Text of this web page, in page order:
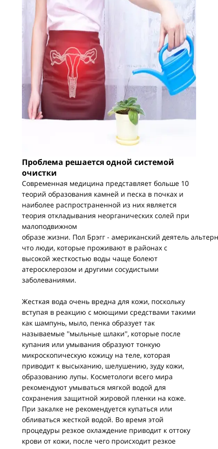
Проблема решается одной системой
очистки
Современная медицина представляет больше 10
теорий образования камней и песка в почках и
наиболее распространенной из них является
теория откладывания неорганических солей при
малоподвижном
образе жизни. Пол Брэгг - американский деятель
что люди, которые проживают в районах с
высокой жесткостью воды чаще болеют
атеросклерозом и другими сосудистыми
заболеваниями.
Жесткая вода очень вредна для кожи, поскольку
вступая в реакцию с моющими средствами такими
как шампунь, мыло, пенка образует так
называемые ''мыльные шлаки'', которые после
купания или умывания образуют тонкую
микроскопическую кожицу на теле, которая
приводит к высыханию, шелушению, зуду кожи,
образованию лупы. Косметологи всего мира
рекомендуют умываться мягкой водой для
сохранения защитной жировой пленки на коже.
При закалке не рекомендуется купаться или
обливаться жесткой водой. Во время этой
процедуры резкое охлаждение приводит к оттоку
крови от кожи, после чего происходит резкое